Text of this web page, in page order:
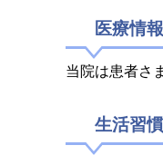
医療情
当院は患者さ
生活習